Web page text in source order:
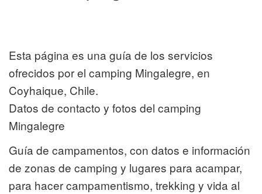
Esta página es una guía de los servicios
ofrecidos por el camping Mingalegre, en
Coyhaique, Chile.
Datos de contacto y fotos del camping
Mingalegre
Guía de campamentos, con datos e información
de zonas de camping y lugares para acampar,
para hacer campamentismo, trekking y vida al